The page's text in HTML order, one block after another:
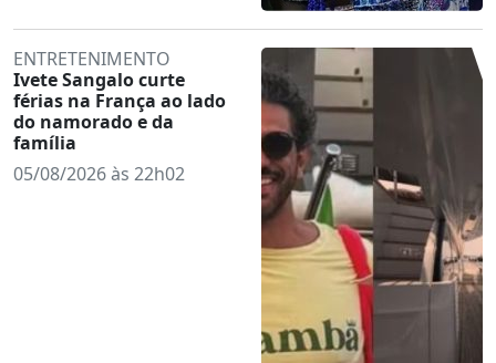
ENTRETENIMENTO
Ivete Sangalo curte
férias na França ao lado
do namorado e da
família
05/08/2026 às 22h02